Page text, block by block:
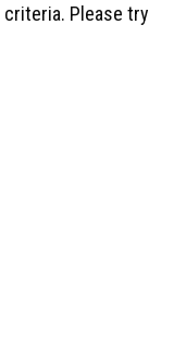
Please try